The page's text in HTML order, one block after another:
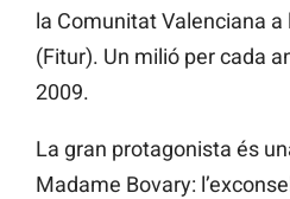
la Comunitat Valenciana a
(Fitur). Un milió per cada
2009.
La gran protagonista és
Madame Bovary: